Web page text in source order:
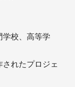
学校、高等学
されたプロジェ